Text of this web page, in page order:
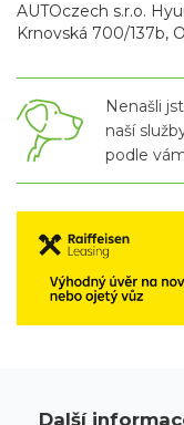
AUTOczech s.r.o.
Krnovská 700/137b,
Nenašli
naší
podle
Další